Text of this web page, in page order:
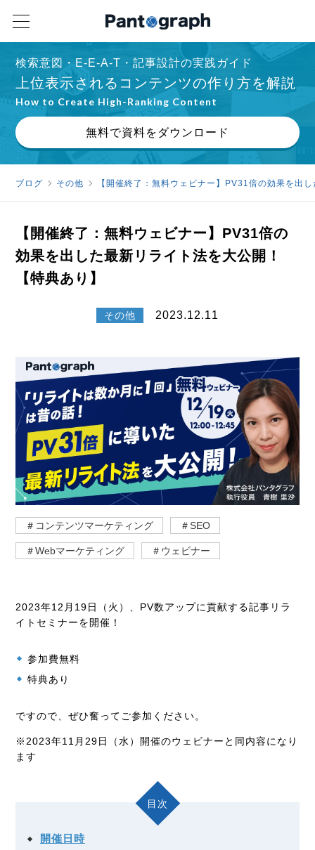
検索意図・E-E-A-T・記事設計の実践ガイド
上位表示されるコンテンツの作り方を解説
How to Create High-Ranking Content
無料で資料をダウンロード
ブログ その他 【開催終了：無料ウェビナー】PV31倍の効果を出
【開催終了：無料ウェビナー】PV31倍の
効果を出した最新リライト法を大公開！
【特典あり】
その他 2023.12.11
＃コンテンツマーケティング ＃SEO
＃Webマーケティング ＃ウェビナー
2023年12月19日（火）、PV数アップに貢献する記事リラ
イトセミナーを開催！
参加費無料
特典あり
ですので、ぜひ奮ってご参加ください。
※2023年11月29日（水）開催のウェビナーと同内容になり
ます
目次
開催日時